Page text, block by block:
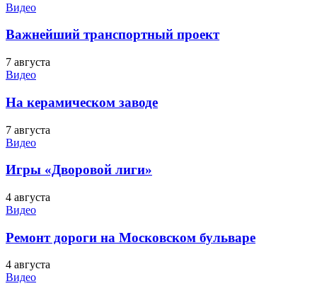
Видео
Важнейший транспортный проект
7 августа
Видео
На керамическом заводе
7 августа
Видео
Игры «Дворовой лиги»
4 августа
Видео
Ремонт дороги на Московском бульваре
4 августа
Видео